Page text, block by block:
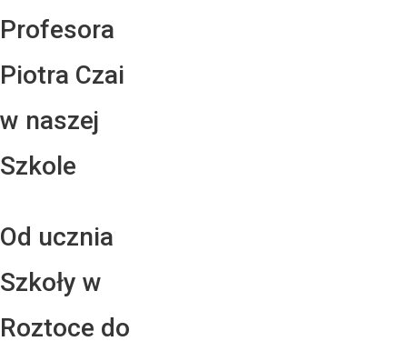
Profesora
Piotra Czai
w naszej
Szkole
Od ucznia
Szkoły w
Roztoce do